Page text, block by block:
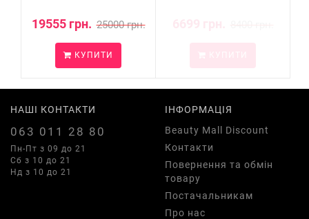
19555 грн. 25000 грн.
КУПИТИ
НАШІ КОНТАКТИ
063 011 28 80
Пн-Пт з 09 до 21
Сб з 10 до 21
Нд з 10 до 21
ІНФОРМАЦІЯ
Beauty Mall Discount
Контакти
Повернення та обмін
товару
Постачальникам
Про нас